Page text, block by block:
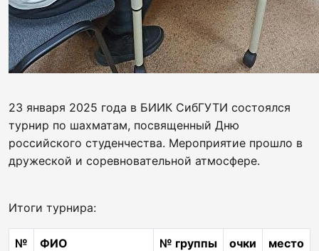
23 января 2025 года в БИИК СибГУТИ состоялся
турнир по шахматам, посвященный Дню
российского студенчества. Мероприятие прошло в
дружеской и соревновательной атмосфере.
Итоги турнира:
№ ФИО № группы очки место